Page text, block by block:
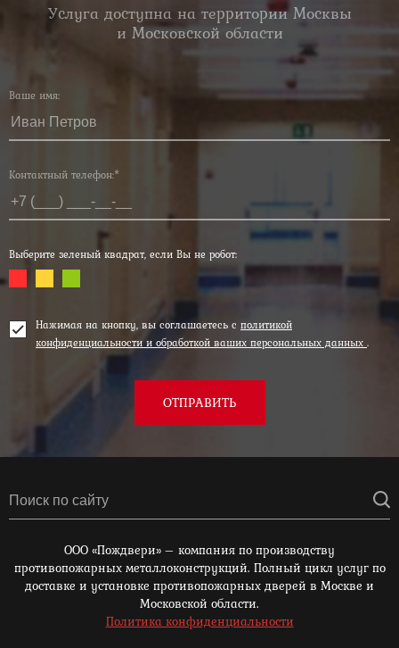
Услуга доступна на территории Москвы
и Московской области
Ваше имя:
Контактный телефон:*
Выберите зеленый квадрат, если Вы не робот:
Нажимая на кнопку, вы соглашаетесь с политикой
конфиденциальности и обработкой ваших персональных данных .
ОТПРАВИТЬ
ООО «Пождвери» – компания по производству
противопожарных металлоконструкций. Полный цикл услуг по
доставке и установке противопожарных дверей в Москве и
Московской области.
Политика конфиденциальности